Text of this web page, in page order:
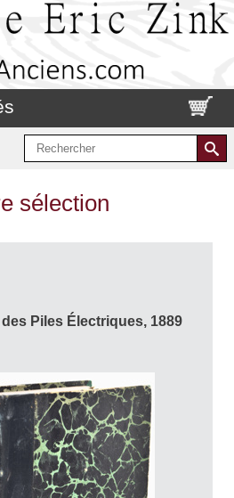
sélection
des Piles Électriques, 1889